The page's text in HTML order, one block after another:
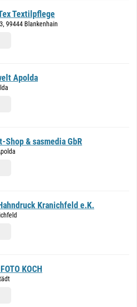
Textilpflege
99444 Blankenhain
Apolda
Shop & sasmedia GbR
Kranichfeld e.K.
KOCH